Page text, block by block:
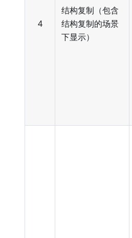
4
结构复制（包含
结构复制的场景
下显示）